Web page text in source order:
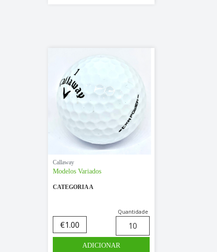
Callaway
Modelos Variados
CATEGORIA A
€1.00
Quantidade